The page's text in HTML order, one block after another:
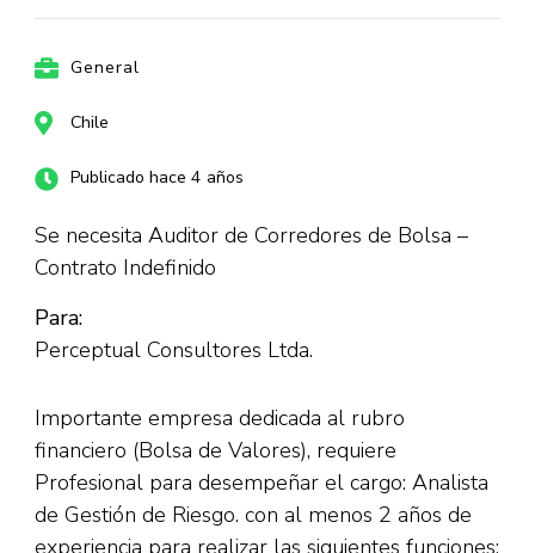
General
Chile
Publicado hace 4 años
Se necesita Auditor de Corredores de Bolsa –
Contrato Indefinido
Para:
Perceptual Consultores Ltda.
Importante empresa dedicada al rubro
financiero (Bolsa de Valores), requiere
Profesional para desempeñar el cargo: Analista
de Gestión de Riesgo. con al menos 2 años de
experiencia para realizar las siguientes funciones: